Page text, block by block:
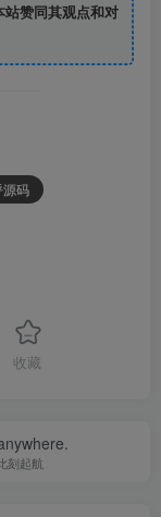
赞同其观点和对
源码
收藏
刻起航